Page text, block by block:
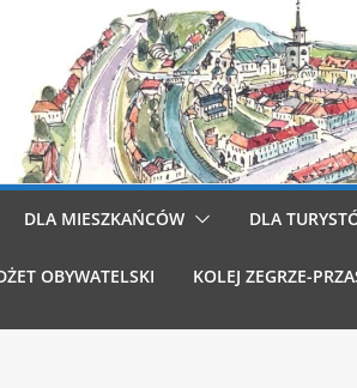
DLA MIESZKAŃCÓW DLA
OBYWATELSKI KOLEJ ZEGRZE-